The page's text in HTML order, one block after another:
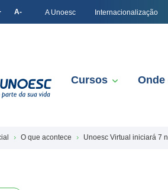
A- A Unoesc Internacionalização
Cursos Onde
O que acontece Unoesc Virtual iniciará 7